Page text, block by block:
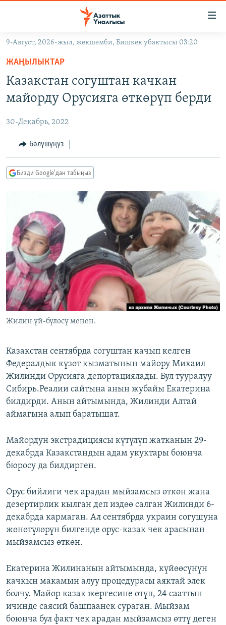
Навигацияга
өтүңүз
Издөөгө
салыңыз
ЭКОНОМИКА
МАДАНИЯТ
БОРБОР АЗИЯ
УКРАИНА
АТАЙЫН ИЛИКТӨӨ
ТВ ПРОГРАММАЛАР
ЭКСПЕРТТЕР ТАЛДАЙТ
ДАНИСТЕ
ЭЖЕ-СИҢДИЛЕР
АЗАТТЫК+
ЫҢГАЙСЫЗ СУРООЛОР
ӨЗГӨЧӨ ПИКИР
ОНЛАЙН ШЕРИНЕ
ЭЕ/АРнун бардык сайттары
9-Август, 2026-жыл, жекшемби, Бишкек убактысы 03:20
ЖАҢЫЛЫКТАР
Казакстан согуштан качкан
майорду Орусияга өткөрүп берди
30-Декабрь, 2022
Бөлүшүңүз
Бизди Google'дан табыңыз
Жилин үй-бүлөсү менен.
Казакстан сентябрда согуштан качып келген
Федералдык күзөт кызматынын майору Михаил
Жилинди Орусияга депортациялады. Бул тууралуу
Сибирь.Реалии сайтына анын жубайы Екатерина
билдирди. Анын айтымында, Жилинди Алтай
аймагына алып баратышат.
Майордун экстрадициясы күтүлүп жатканын 29-
декабрда Казакстандын адам укуктары боюнча
бюросу да билдирген.
Орус бийлиги чек арадан мыйзамсыз өткөн жана
дезертирлик кылган деп издөө салган Жилинди 6-
декабрда кармаган. Ал сентябрда украин согушуна
жөнөтүлөрүн билгенде орус-казак чек арасынан
мыйзамсыз өткөн.
Екатерина Жилинанын айтымында, күйөөсүнүн
качкын макамын алуу процедурасы аяктай элек
болчу. Майор казак жергесине өтүп, 24 сааттын
ичинде саясий башпаанек сураган. Мыйзам
боюнча бул факт чек арадан мыйзамсыз өттү деген